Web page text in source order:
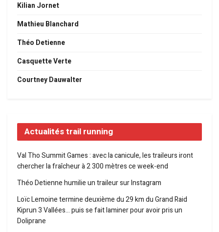
Kilian Jornet
Mathieu Blanchard
Théo Detienne
Casquette Verte
Courtney Dauwalter
Actualités trail running
Val Tho Summit Games : avec la canicule, les traileurs iront
chercher la fraîcheur à 2 300 mètres ce week-end
Théo Detienne humilie un traileur sur Instagram
Loïc Lemoine termine deuxième du 29 km du Grand Raid
Kiprun 3 Vallées… puis se fait laminer pour avoir pris un
Doliprane